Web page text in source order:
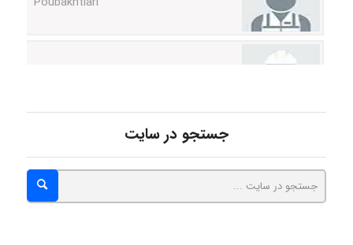
hosein abdolvand
Kati
جستجو در سایت